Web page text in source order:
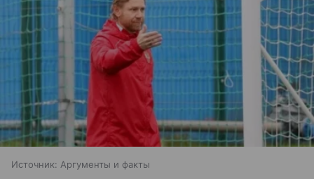
Источник: Аргументы и факты